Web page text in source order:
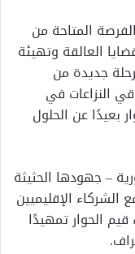
المتاحة من
العالقة وتهيئة
جديدة من
النزاعات في
بعيدًا عن الحلول
– جهودها الحثيثة
الشركاء الإقليميين
الحوار تمهيدًا